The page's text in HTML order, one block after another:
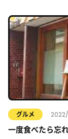
グルメ
一度食べたら忘